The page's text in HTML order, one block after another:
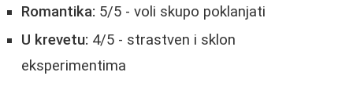
Romantika: 5/5 - voli skupo poklanjati
U krevetu: 4/5 - strastven i sklon
eksperimentima